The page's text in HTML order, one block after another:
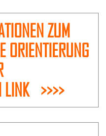
ZUM
ORIENTIERUNG
LINK >>>>